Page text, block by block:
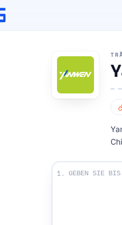
Geben Sie Ihre
1.